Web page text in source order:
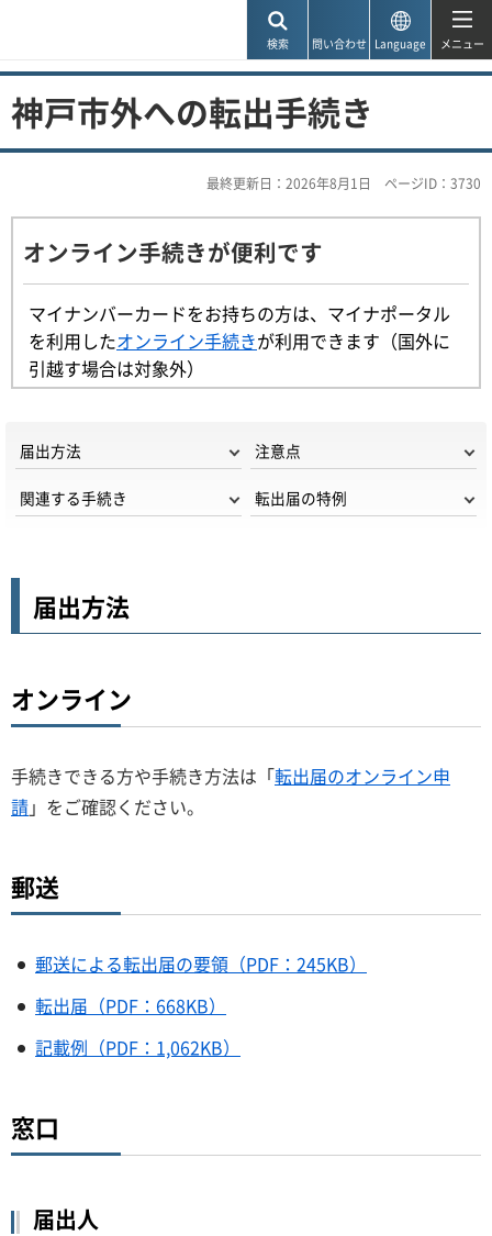
検索 問い合わせ Language メニュー
神戸市外への転出手続き
最終更新日：2026年8月1日 ページID：3730
オンライン手続きが便利です
マイナンバーカードをお持ちの方は、マイナポータル
を利用したオンライン手続きが利用できます（国外に
引越す場合は対象外）
届出方法 注意点
関連する手続き 転出届の特例
届出方法
オンライン
手続きできる方や手続き方法は「転出届のオンライン申
請」をご確認ください。
郵送
郵送による転出届の要領（PDF：245KB）
転出届（PDF：668KB）
記載例（PDF：1,062KB）
窓口
届出人